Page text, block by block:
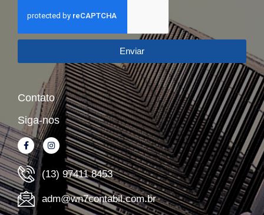
Enviar
Contato
Siga-nos
(13) 97411 8453
adm@wn7contabil.com.br